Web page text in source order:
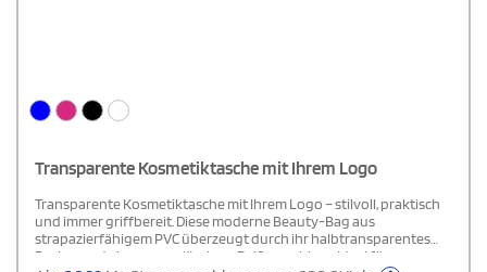
Transparente Kosmetiktasche mit Ihrem Logo
Transparente Kosmetiktasche mit Ihrem Logo – stilvoll, praktisch
und immer griffbereit. Diese moderne Beauty-Bag aus
strapazierfähigem PVC überzeugt durch ihr halbtransparentes
Design und einen zuverlässigen Reißverschluss. Ideal für